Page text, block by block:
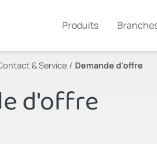
Produits
& Service Demande d'offre
d'offre